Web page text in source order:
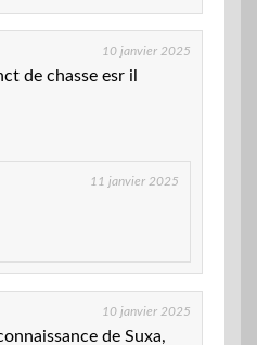
10 janvier 2025
de chasse esr il
11 janvier 2025
10 janvier 2025
de Suxa,